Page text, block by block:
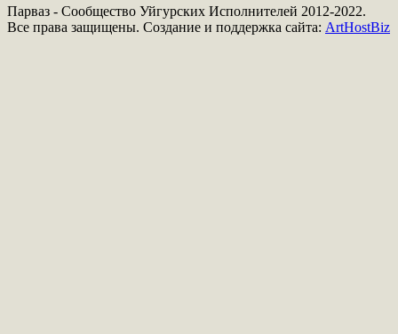
Парваз - Сообщество Уйгурских Исполнителей 2012-2022.
Все права защищены. Создание и поддержка сайта: ArtHostBiz